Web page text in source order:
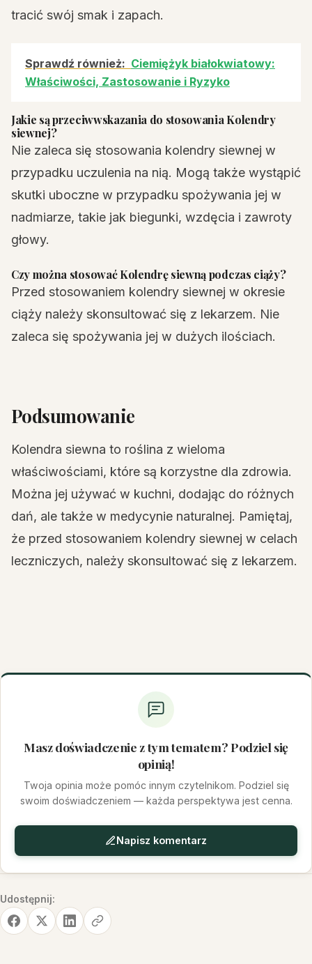
tracić swój smak i zapach.
Sprawdź również: Ciemiężyk białokwiatowy:
Właściwości, Zastosowanie i Ryzyko
Jakie są przeciwwskazania do stosowania Kolendry
siewnej?
Nie zaleca się stosowania kolendry siewnej w
przypadku uczulenia na nią. Mogą także wystąpić
skutki uboczne w przypadku spożywania jej w
nadmiarze, takie jak biegunki, wzdęcia i zawroty
głowy.
Czy można stosować Kolendrę siewną podczas ciąży?
Przed stosowaniem kolendry siewnej w okresie
ciąży należy skonsultować się z lekarzem. Nie
zaleca się spożywania jej w dużych ilościach.
Podsumowanie
Kolendra siewna to roślina z wieloma
właściwościami, które są korzystne dla zdrowia.
Można jej używać w kuchni, dodając do różnych
dań, ale także w medycynie naturalnej. Pamiętaj,
że przed stosowaniem kolendry siewnej w celach
leczniczych, należy skonsultować się z lekarzem.
Masz doświadczenie z tym tematem? Podziel się
opinią!
Twoja opinia może pomóc innym czytelnikom. Podziel się
swoim doświadczeniem — każda perspektywa jest cenna.
Napisz komentarz
Udostępnij: